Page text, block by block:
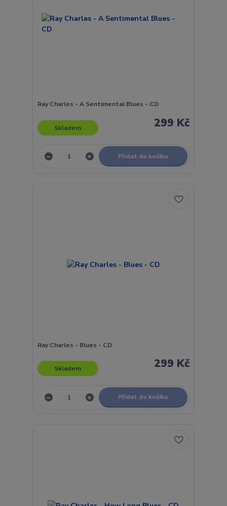
Ray Charles - A Sentimental Blues - CD
299 Kč
Skladem
Přidat do košíku
Ray Charles - Blues - CD
299 Kč
Skladem
Přidat do košíku